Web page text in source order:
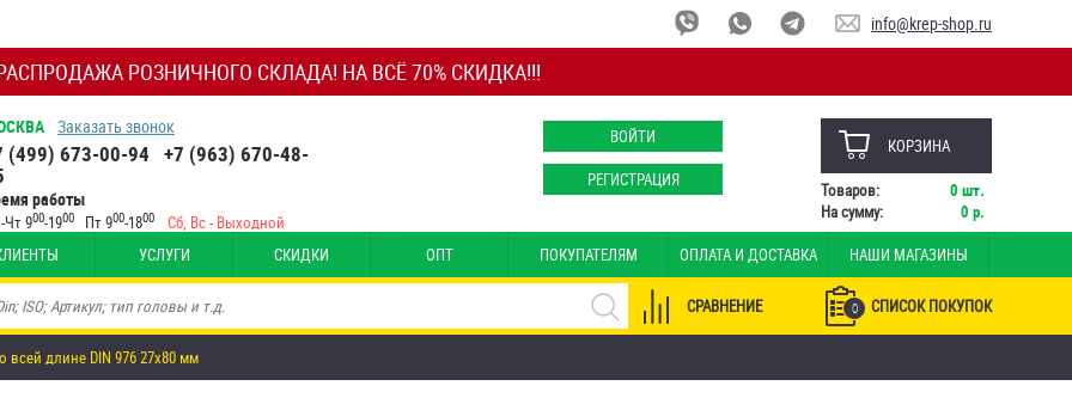
РОЗНИЧНОГО СКЛАДА! НА ВСЁ 70% СКИДКА!!!
info@krep-shop.ru
Заказать звонок
(499) 673-00-94 +7 (963) 670-48-
работы
Чт 900-1900 Пт 900-1800 Сб, Вс - Выходной
ВОЙТИ
РЕГИСТРАЦИЯ
КОРЗИНА
Товаров: 0 шт.
На сумму:
0 р.
УСЛУГИ СКИДКИ ОПТ ПОКУПАТЕЛЯМ ОПЛАТА И ДОСТАВКА НАШИ МАГАЗИНЫ
0 СПИСОК ПОКУПОК
СРАВНЕНИЕ
длине DIN 976 27х80 мм